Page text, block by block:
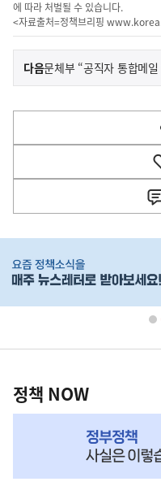
에 따라 처벌될 수 있습니다.
<자료출처=정책브리핑
이
전
다
음
다음기
사
문체부 “공직자 통합메
단
영
책
NOW,
정책 NOW